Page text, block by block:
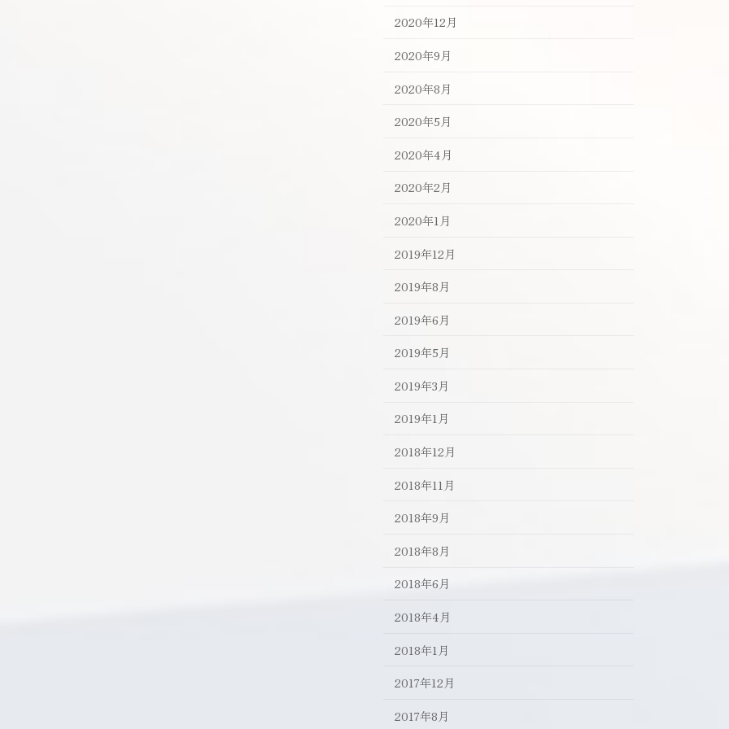
2020年12月
2020年9月
2020年8月
2020年5月
2020年4月
2020年2月
2020年1月
2019年12月
2019年8月
2019年6月
2019年5月
2019年3月
2019年1月
2018年12月
2018年11月
2018年9月
2018年8月
2018年6月
2018年4月
2018年1月
2017年12月
2017年8月